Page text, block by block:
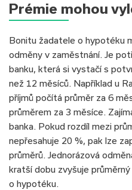
Prémie mohou
Bonitu žadatele o hypotéku
odměny v zaměstnání. Je
banku, která si vystačí s
než 12 měsíců. Například u
příjmů počítá průměr za 6
průměrem za 3 měsíce.
banka. Pokud rozdíl mezi
nepřesahuje 20 %, pak lze
průměrů. Jednorázová
kratší dobu zvyšuje
o hypotéku.